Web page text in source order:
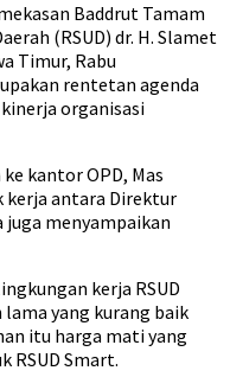
Baddrut Tamam
(RSUD) dr. H. Slamet
Timur, Rabu
rentetan agenda
organisasi
kantor OPD, Mas
kerja antara Direktur
juga menyampaikan
kerja RSUD
yang kurang baik
itu harga mati yang
RSUD Smart.